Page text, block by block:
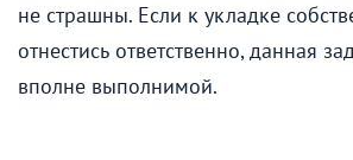
не страшны. Если к укладке
отнестись ответственно, данная
вполне выполнимой.